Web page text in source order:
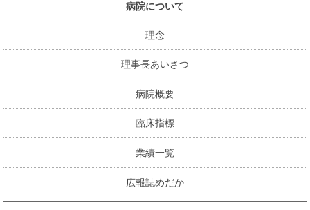
病院について
理念
理事長あいさつ
病院概要
臨床指標
業績一覧
広報誌めだか